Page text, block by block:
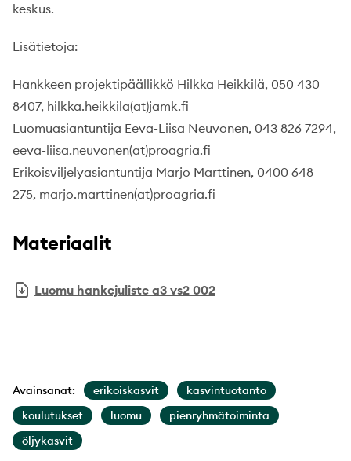
keskus.
Lisätietoja:
Hankkeen projektipäällikkö Hilkka Heikkilä, 050 430
8407, hilkka.heikkila(at)jamk.fi
Luomuasiantuntija Eeva-Liisa Neuvonen, 043 826 7294,
eeva-liisa.neuvonen(at)proagria.fi
Erikoisviljelyasiantuntija Marjo Marttinen, 0400 648
275, marjo.marttinen(at)proagria.fi
Materiaalit
Luomu hankejuliste a3 vs2 002
Avainsanat: erikoiskasvit
kasvintuotanto
koulutukset
luomu
pienryhmätoiminta
öljykasvit